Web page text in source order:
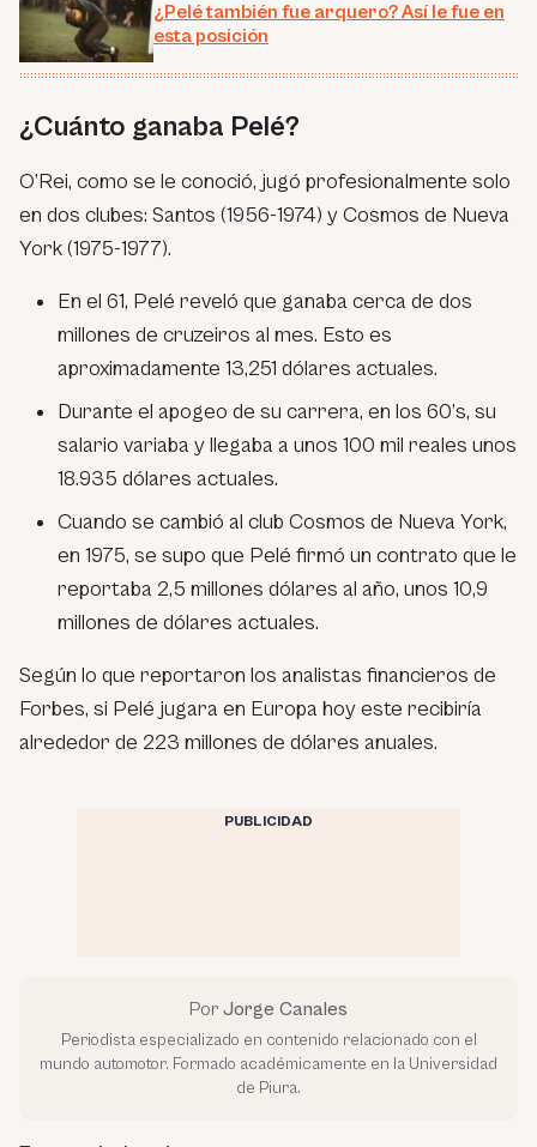
¿Pelé también fue arquero? Así le fue en
esta posición
¿Cuánto ganaba Pelé?
O’Rei, como se le conoció, jugó profesionalmente solo
en dos clubes: Santos (1956-1974) y Cosmos de Nueva
York (1975-1977).
En el 61, Pelé reveló que ganaba cerca de dos
millones de cruzeiros al mes. Esto es
aproximadamente 13,251 dólares actuales.
Durante el apogeo de su carrera, en los 60’s, su
salario variaba y llegaba a unos 100 mil reales unos
18.935 dólares actuales.
Cuando se cambió al club Cosmos de Nueva York,
en 1975, se supo que Pelé firmó un contrato que le
reportaba 2,5 millones dólares al año, unos 10,9
millones de dólares actuales.
Según lo que reportaron los analistas financieros de
Forbes, si Pelé jugara en Europa hoy este recibiría
alrededor de 223 millones de dólares anuales.
PUBLICIDAD
Por Jorge Canales
Periodista especializado en contenido relacionado con el
mundo automotor. Formado académicamente en la Universidad
de Piura.